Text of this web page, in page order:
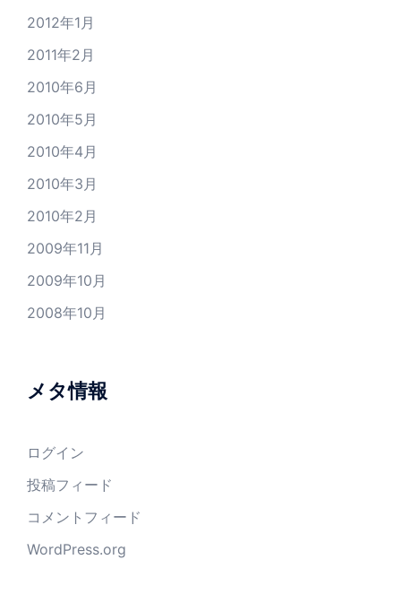
2012年1月
2011年2月
2010年6月
2010年5月
2010年4月
2010年3月
2010年2月
2009年11月
2009年10月
2008年10月
メタ情報
ログイン
投稿フィード
コメントフィード
WordPress.org